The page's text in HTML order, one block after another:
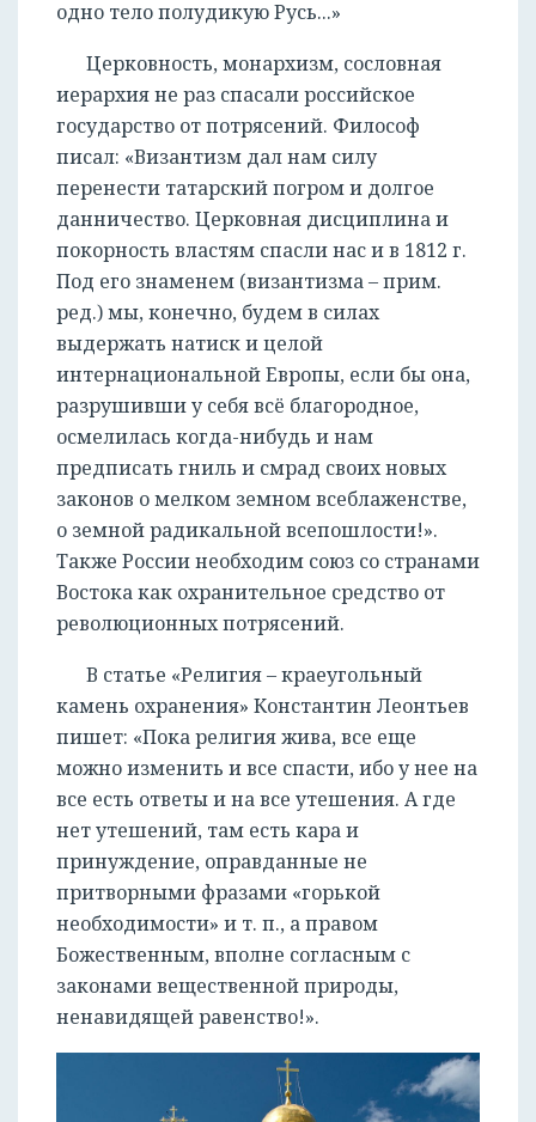
одно тело полудикую Русь...»
Церковность, монархизм, сословная
иерархия не раз спасали российское
государство от потрясений. Философ
писал: «Византизм дал нам силу
перенести татарский погром и долгое
данничество. Церковная дисциплина и
покорность властям спасли нас и в 1812 г.
Под его знаменем (византизма – прим.
ред.) мы, конечно, будем в силах
выдержать натиск и целой
интернациональной Европы, если бы она,
разрушивши у себя всё благородное,
осмелилась когда-нибудь и нам
предписать гниль и смрад своих новых
законов о мелком земном всеблаженстве,
о земной радикальной всепошлости!».
Также России необходим союз со странами
Востока как охранительное средство от
революционных потрясений.
В статье «Религия – краеугольный
камень охранения» Константин Леонтьев
пишет: «Пока религия жива, все еще
можно изменить и все спасти, ибо у нее на
все есть ответы и на все утешения. А где
нет утешений, там есть кара и
принуждение, оправданные не
притворными фразами «горькой
необходимости» и т. п., а правом
Божественным, вполне согласным с
законами вещественной природы,
ненавидящей равенство!».